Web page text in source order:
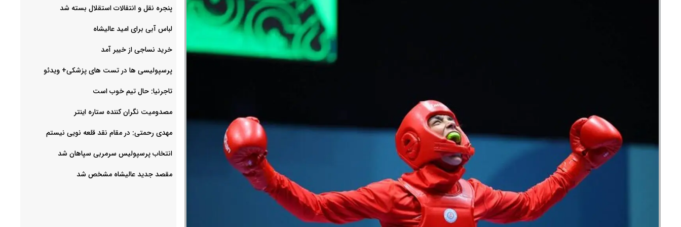
پنجره نقل و انتقالات استقلال بسته شد
لباس آبی برای امید عالیشاه
خرید نساجی از خیبر آمد
پرسپولیسی ها در تست های پزشکی+ ویدئو
تاجرنیا: حال تیم خوب است
مصدومیت نگران کننده ستاره اینتر
مهدی رحمتی: در مقام نقد قلعه نویی نیستم
انتخاب پرسپولیس سرمربی سپاهان شد
مقصد جدید عالیشاه مشخص شد